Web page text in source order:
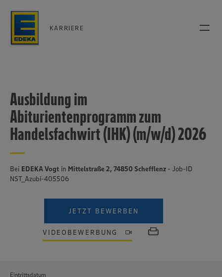
KARRIERE
Ausbildung im
Abiturientenprogramm zum
Handelsfachwirt (IHK) (m/w/d) 2026
Bei EDEKA Vogt in Mittelstraße 2, 74850 Schefflenz - Job-ID
NST_Azubi-405506
JETZT BEWERBEN
VIDEOBEWERBUNG
Eintrittsdatum